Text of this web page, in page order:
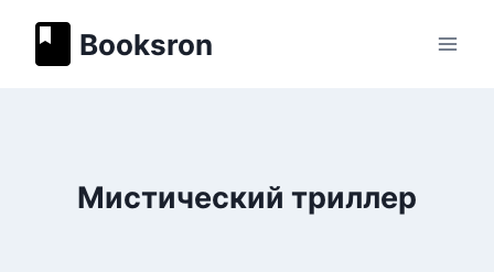
содержимому
Booksron
Мистический триллер